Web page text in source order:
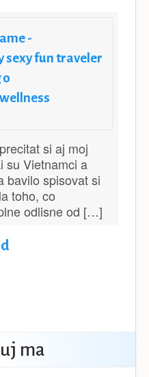
-
sexy fun traveler
o
si aj moj
su Vietnamci a
bavilo spisovat si
toho, co
odlisne od […]
ma